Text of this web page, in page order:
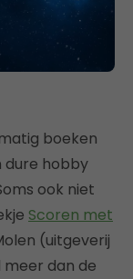
boeken
dure hobby
ook niet
Scoren met
(uitgeverij
dan de